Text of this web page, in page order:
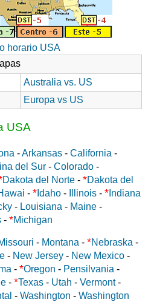
horario USA
Australia vs. US
Europa vs US
USA
-Arkansas - California -
del Sur - Colorado -
Dakota del Norte - *Dakota del
- * Idaho - Illinois - * Indiana
- Louisiana - Maine -
- *Michigan
- Montana - *Nebraska -
- New Jersey - New Mexico -
- *Oregon - Pensilvania -
- *Texas - Utah - Vermont-
- Washington - Washington